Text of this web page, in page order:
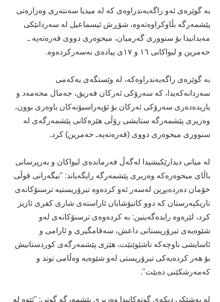
بە گوێرەی ئەو راگەیەندراوەی کە لە میدیا سەنتەری وەزارەتی
پێشمەرگە بڵاوکراوەتەوە، شۆڕش ئیسماعیل لە سەردانێکی
مەیدانیدا بۆ سنووری گەرمیان، میحوەری دووی قەرەتەپە ـ
حەمرین و لیواکانی ۱٦ و ۱۷ی پیادەی بەسەرکردەوە.
بە گوێرەی راگەیەندراوەکە، لە وێستگەی یەکەمی
سەردانەکەیدا، کە سەرۆکی ئەرکان فەریق، جەمال محەمەد و
یاریدەدەری سەرۆکی ئەرکان بۆ ئۆپەراسیۆنەکان یاوەری بوون،
وەزیری پێشمەرگە ستایشی رۆڵی ھێزەکانی پێشمەرگەی لە
سنووری میحوەری دووی (قەرەتەپەـ حەمرین) کرد.
لە میانی دیدارێکیشیدا لەگەڵ فەرماندەی لیواکان و بەرپرسانی
باڵای میحوەرەکە وەزیری پێشمەرگە رایگەیاند: "نیگەرانی قوڵی
خۆمان دەردەبڕین لەسەر ئەو کردەوە تیرۆریستیە ترسنۆکانەی
تاریکپەرستان کە دوو کاتیۆشایان ئاراستەی شاری کفری ئازیز
کرد، لێرەوە رایدەگەینین: بە کردەوەی ترسنۆکانەی لەو
شێوەیەی تیرۆریستانی داعش، سەقامگیری و ئارامی و
ئاسایشی ناوچەکە ناشێوێنێت، ھێزی پێشمەرگەی کوردستانیش
بۆ ھەر کردەیەکی تیرۆریستی لەو شێوەیە وەڵامی توند و
کەمەرشکێنی دەبێت".
لە بەشێکی دیکەی گوتەکانیدا وەزیری پێشمەرگە گوتی: "ئێوە لە